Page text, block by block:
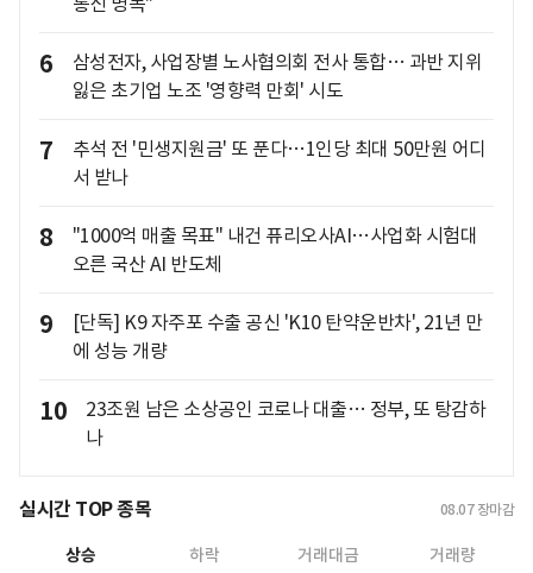
6
삼성전자, 사업장별 노사협의회 전사 통합… 과반 지위
잃은 초기업 노조 '영향력 만회' 시도
7
추석 전 '민생지원금' 또 푼다…1인당 최대 50만원 어디
서 받나
8
"1000억 매출 목표" 내건 퓨리오사AI…사업화 시험대
오른 국산 AI 반도체
9
[단독] K9 자주포 수출 공신 'K10 탄약운반차', 21년 만
에 성능 개량
10
23조원 남은 소상공인 코로나 대출… 정부, 또 탕감하
나
실시간 TOP 종목 08.07 장마감
상승 하락 거래대금 거래량